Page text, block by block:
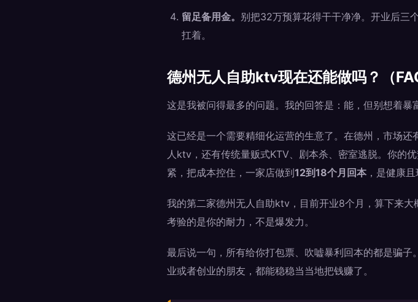
留足备用金。 别把32万预算花得干干净净。开业后三
扛着。
德州无人自助ktv现在还能做吗？（
这是我被问得最多的问题。我的回答是：能，但别想着暴
这已经是一个需要精细化运营的生意了。在德州，市场
人ktv，还有传统量贩式KTV、剧本杀、密室逃脱。你的
紧，把成本控住，一家店做到12到18个月回本 ，是健康
我的第二家德州无人自助ktv，目前开业8个月，算下来
考验的是你的耐力，不是爆发力。
最后说一句，所有给你打包票、吹嘘暴利回本的都是骗
业或者创业的朋友，都能稳稳当当地把钱赚了。